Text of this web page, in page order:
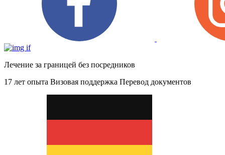
Лечение за границей без посредников
17 лет опыта Визовая поддержка Перевод документов